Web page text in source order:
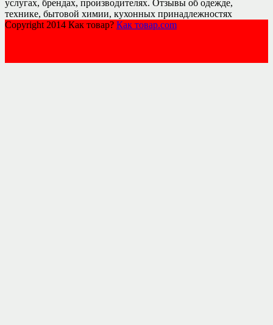
услугах, брендах, производителях. Отзывы об одежде,
технике, бытовой химии, кухонных принадлежностях
Copyright 2014 Как товар? Как товар.com